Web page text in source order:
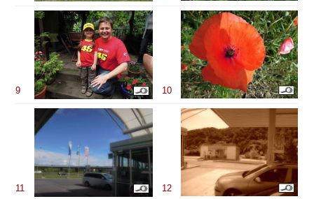
9 10
11 12